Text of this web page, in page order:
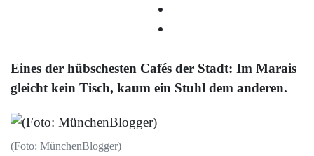
Eines der hübschesten Cafés der Stadt: Im Marais
gleicht kein Tisch, kaum ein Stuhl dem anderen.
(Foto: MünchenBlogger)